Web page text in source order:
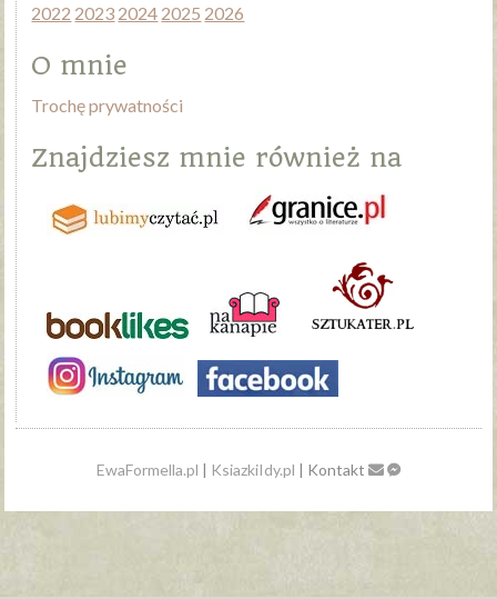
2022 2023 2024 2025 2026
O mnie
Trochę prywatności
Znajdziesz mnie również na
EwaFormella.pl | KsiazkiIdy.pl | Kontakt